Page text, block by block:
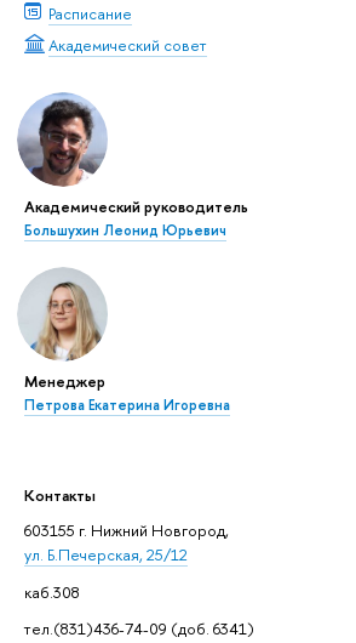
Расписание
Академический совет
Академический руководитель
Большухин Леонид Юрьевич
Менеджер
Петрова Екатерина Игоревна
Контакты
603155 г. Нижний Новгород,
ул. Б.Печерская, 25/12
каб.308
тел.(831)436-74-09 (доб. 6341)